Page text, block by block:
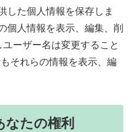
した個人情報を保存しま
個人情報を表示、編集、削
ーザー名は変更すること
それらの情報を表示、編
なたの権利